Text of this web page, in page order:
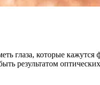
глаза, которые
результатом